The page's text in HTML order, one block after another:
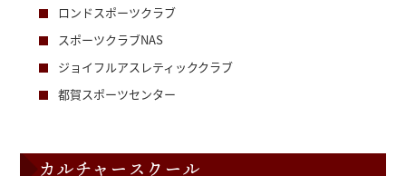
ロンドスポーツクラブ
スポーツクラブNAS
ジョイフルアスレティッククラブ
都賀スポーツセンター
カルチャースクール